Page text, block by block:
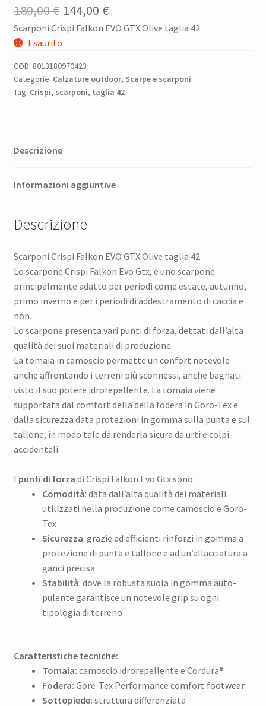
180,00€ Il
prezzo
era:
180,00 €.
144,00 €Il
prezzo
è:
144,00 €.
Scarponi Crispi Falkon EVO GTX Olive taglia 42
Esaurito
COD: 8013180970423
Categorie: Calzature outdoor, Scarpe e scarponi
Tag: Crispi, scarponi, taglia 42
Descrizione
Informazioni aggiuntive
Descrizione
Scarponi Crispi Falkon EVO GTX Olive taglia 42
Lo scarpone Crispi Falkon Evo Gtx, è uno scarpone
principalmente adatto per periodi come estate, autunno,
primo inverno e per i periodi di addestramento di caccia e
non.
Lo scarpone presenta vari punti di forza, dettati dall’alta
qualità dei suoi materiali di produzione.
La tomaia in camoscio permette un confort notevole
anche affrontando i terreni più sconnessi, anche bagnati
visto il suo potere idrorepellente. La tomaia viene
supportata dal comfort della della fodera in Goro-Tex e
dalla sicurezza data protezioni in gomma sulla punta e sul
tallone, in modo tale da renderla sicura da urti e colpi
accidentali.
I punti di forza di Crispi Falkon Evo Gtx sono:
Comodità: data dall’alta qualità dei materiali
utilizzati nella produzione come camoscio e Goro-
Tex
Sicurezza: grazie ad efficienti rinforzi in gomma a
protezione di punta e tallone e ad un’allacciatura a
ganci precisa
Stabilità: dove la robusta suola in gomma auto-
pulente garantisce un notevole grip su ogni
tipologia di terreno
Caratteristiche tecniche:
Tomaia: camoscio idrorepellente e Cordura®
Fodera: Gore-Tex Performance comfort footwear
Sottopiede: struttura differenziata